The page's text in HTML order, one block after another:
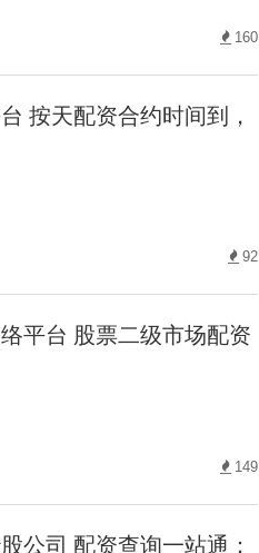
160
按天配资合约时间到，
92
平台 股票二级市场配资
149
公司 配资查询一站通：